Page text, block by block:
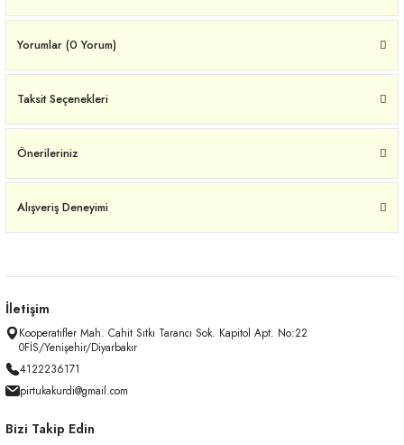
Yorumlar (0 Yorum)
Taksit Seçenekleri
Önerileriniz
Alışveriş Deneyimi
İletişim
Kooperatifler Mah. Cahit Sıtkı Tarancı Sok. Kapitol Apt. No:22
0FİS/Yenişehir/Diyarbakır
4122236171
pirtukakurdi@gmail.com
Bizi Takip Edin